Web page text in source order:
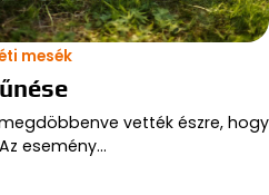
mesék
vették észre, hogy
esemény…